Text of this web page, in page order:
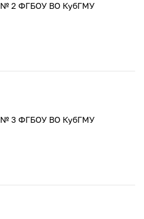
№ 2 ФГБОУ ВО КубГМУ
№ 3 ФГБОУ ВО КубГМУ